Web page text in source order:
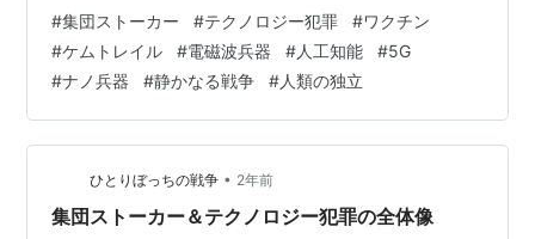
レプリコンワクチンの危険性 ☆孤立化した私は間違いで
あり、どんなに小さくてもチームを作って活動している
人が正解 ☆NPOテクノロジー犯罪被害ネットワークの動
画は、私の結論とほぼ一致 ☆クラス4のレーザー兵器を
高性能カメラに組み込む時代 ☆テクノロジー犯罪は、屋
内配線…
#集団ストーカー #テクノロジー犯罪 #ワクチン
#ケムトレイル #電磁波兵器 #人工知能 #5G
#ナノ兵器 #静かなる戦争 #人類の独立
ひとりぼっちの戦争 • 2年前
集団ストーカー＆テクノロジー犯罪の全体像